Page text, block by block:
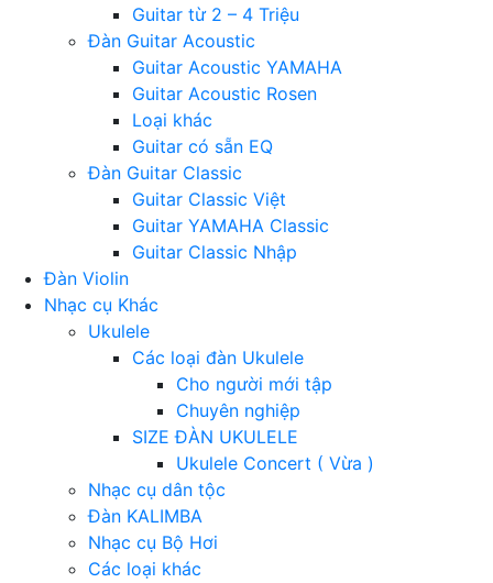
Guitar từ 2 – 4 Triệu
Đàn Guitar Acoustic
Guitar Acoustic YAMAHA
Guitar Acoustic Rosen
Loại khác
Guitar có sẵn EQ
Đàn Guitar Classic
Guitar Classic Việt
Guitar YAMAHA Classic
Guitar Classic Nhập
Đàn Violin
Nhạc cụ Khác
Ukulele
Các loại đàn Ukulele
Cho người mới tập
Chuyên nghiệp
SIZE ĐÀN UKULELE
Ukulele Concert ( Vừa )
Nhạc cụ dân tộc
Đàn KALIMBA
Nhạc cụ Bộ Hơi
Các loại khác